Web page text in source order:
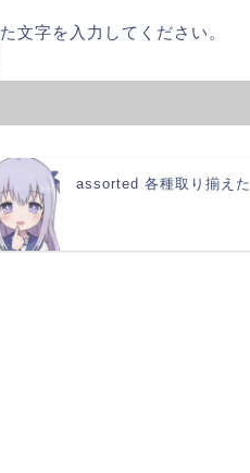
文字を入力してください。
assorted 各種取り揃えた